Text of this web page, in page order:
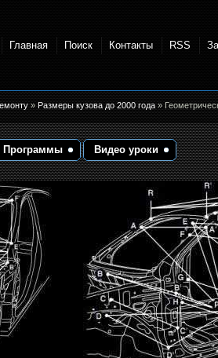
Главная Поиск Контакты RSS
»Размеры кузова до 2000 года»
Программы Видео уроки